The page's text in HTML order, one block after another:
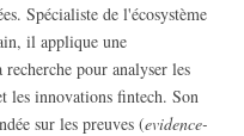
Spécialiste de l'écosystème
il applique une
pour analyser les
les innovations fintech. Son
sur les preuves (evidence-